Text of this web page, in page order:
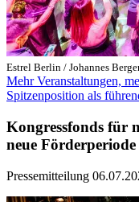
Estrel Berlin / Johannes
Mehr Veranstaltungen,
Spitzenposition als
Kongressfonds für
neue Förderperiode
Pressemitteilung